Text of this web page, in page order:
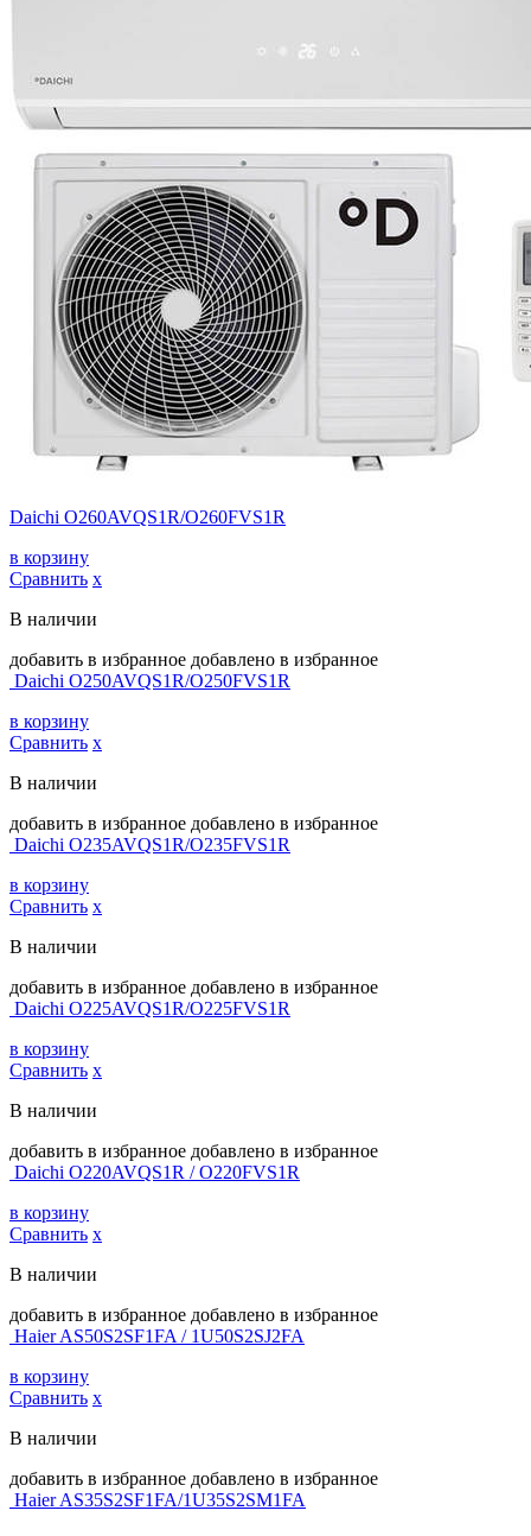
Daichi O260AVQS1R/O260FVS1R
в корзину
Сравнить х
В наличии
добавить в избранное добавлено в избранное
Daichi O250AVQS1R/O250FVS1R
в корзину
Сравнить х
В наличии
добавить в избранное добавлено в избранное
Daichi O235AVQS1R/O235FVS1R
в корзину
Сравнить х
В наличии
добавить в избранное добавлено в избранное
Daichi O225AVQS1R/O225FVS1R
в корзину
Сравнить х
В наличии
добавить в избранное добавлено в избранное
Daichi O220AVQS1R / O220FVS1R
в корзину
Сравнить х
В наличии
добавить в избранное добавлено в избранное
Haier AS50S2SF1FA / 1U50S2SJ2FA
в корзину
Сравнить х
В наличии
добавить в избранное добавлено в избранное
Haier AS35S2SF1FA/1U35S2SM1FA